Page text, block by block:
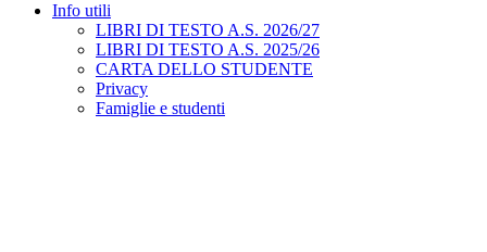
Info utili
LIBRI DI TESTO A.S. 2026/27
LIBRI DI TESTO A.S. 2025/26
CARTA DELLO STUDENTE
Privacy
Famiglie e studenti